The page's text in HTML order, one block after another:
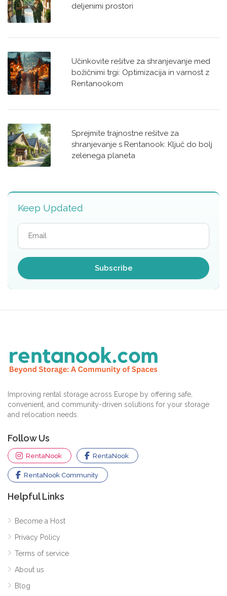
deljenimi prostori
Učinkovite rešitve za shranjevanje med
božičnimi trgi: Optimizacija in varnost z
Rentanookom
Sprejmite trajnostne rešitve za
shranjevanje s Rentanook: Ključ do bolj
zelenega planeta
Keep Updated
Improving rental storage across Europe by offering safe,
convenient, and community-driven solutions for your storage
and relocation needs.
Follow Us
RentaNook RentaNook
RentaNook Community
Helpful Links
Become a Host
Privacy Policy
Terms of service
About us
Blog